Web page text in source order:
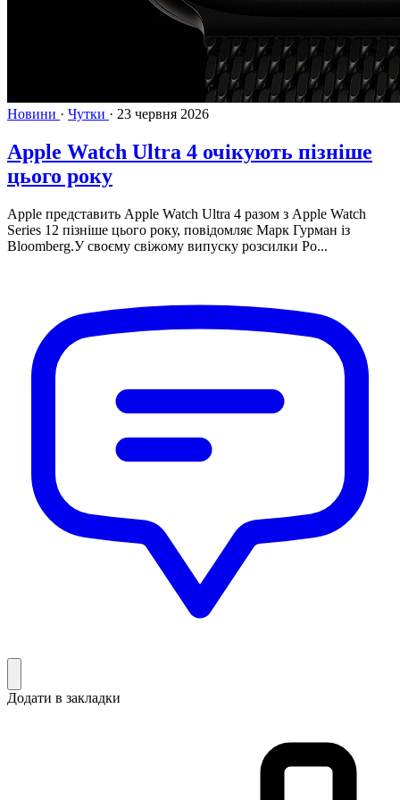
Новини · Чутки · 23 червня 2026
Apple Watch Ultra 4 очікують пізніше
цього року
Apple представить Apple Watch Ultra 4 разом з Apple Watch
Series 12 пізніше цього року, повідомляє Марк Гурман із
Bloomberg.У своєму свіжому випуску розсилки Po...
Додати в закладки